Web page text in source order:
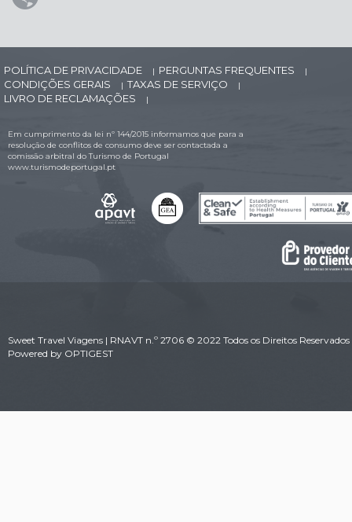
POLÍTICA DE PRIVACIDADE | PERGUNTAS FREQUENTES |
CONDIÇÕES GERAIS | TAXAS DE SERVIÇO |
LIVRO DE RECLAMAÇÕES |
Em cumprimento da lei nº 144/2015 informamos que para a
resolução de conflitos de consumo deve ser contactada a
comissão arbitral do Turismo de Portugal
www.turismodeportugal.pt
Sweet Travel Viagens | RNAVT n.º 2706 © 2022 Todos os Direitos Reservados
Powered by OPTIGEST